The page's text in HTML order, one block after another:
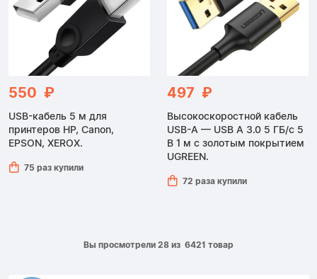
550 ₽
USB-кабель 5 м для
принтеров HP, Canon,
EPSON, XEROX.
75 раз купили
497 ₽
Высокоскоростной кабель
USB-A — USB A 3.0 5 ГБ/с 5
В 1 м с золотым покрытием
UGREEN.
72 раза купили
Вы просмотрели 28 из 6421 товар